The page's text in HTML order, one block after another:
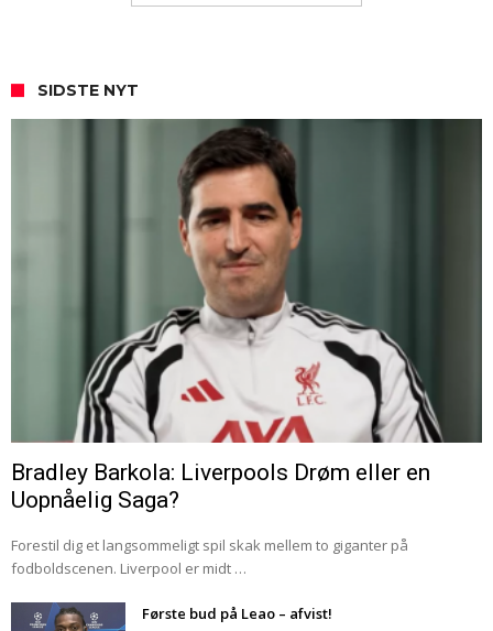
SIDSTE NYT
Bradley Barkola: Liverpools Drøm eller en
Uopnåelig Saga?
Forestil dig et langsommeligt spil skak mellem to giganter på
fodboldscenen. Liverpool er midt …
Første bud på Leao – afvist!